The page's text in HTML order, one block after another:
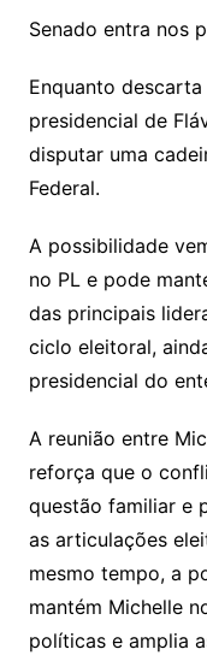
Senado entra nos
Enquanto
presidencial de
disputar uma
Federal.
A possibilidade
no PL e pode
das principais
ciclo eleitoral,
presidencial do
A reunião entre
reforça que o
questão familiar e
as articulações
mesmo tempo, a
mantém Michelle
políticas e amplia